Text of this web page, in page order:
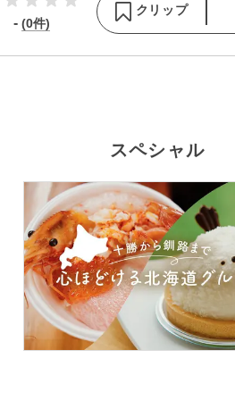
- (0件)
クリップ
スペシャル